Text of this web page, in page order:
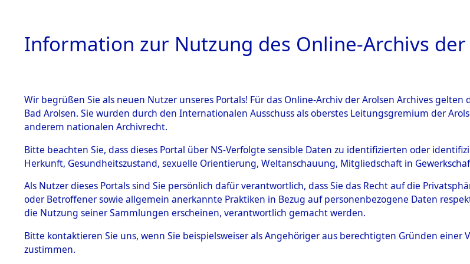
HOME BESTANDSBESCHREIBUNG ARCHIVALE
BESTÄNDE
Inhaftierungsdoku
mente
5. Verschiedenes
Todesmärsche
5.3.1 Alliierte
Ermittlung des Ablaufs und der
Evakuierungsmärschen, die
Toter aus Konzentrationslagern
Fehlanzeigen→0004 (84629564)
Information zur Nutzung des Online-Archivs
Wir begrüßen Sie als neuen Nutzer unseres Portals! Für das Online-Archiv der Arolsen Archives
Bad Arolsen. Sie wurden durch den Internationalen Ausschuss als oberstes Leitungsgremium der
anderem nationalen Archivrecht.
Bitte beachten Sie, dass dieses Portal über NS-Verfolgte sensible Daten zu identifizierten oder
Herkunft, Gesundheitszustand, sexuelle Orientierung, Weltanschauung, Mitgliedschaft in
Als Nutzer dieses Portals sind Sie persönlich dafür verantwortlich, dass Sie das Recht auf die
oder Betroffener sowie allgemein anerkannte Praktiken in Bezug auf personenbezogene Daten
die Nutzung seiner Sammlungen erscheinen, verantwortlich gemacht werden.
Bitte kontaktieren Sie uns, wenn Sie beispielsweiser als Angehöriger aus berechtigten Gründen
zustimmen.